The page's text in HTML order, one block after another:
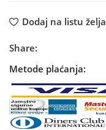
Dodaj na listu želja
Share:
Metode plaćanja: